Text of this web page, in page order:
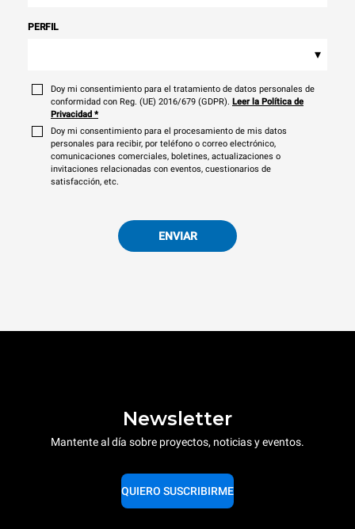
PERFIL
▾
Doy mi consentimiento para el tratamiento de datos personales de
conformidad con Reg. (UE) 2016/679 (GDPR). Leer la Política de
Privacidad *
Doy mi consentimiento para el procesamiento de mis datos
personales para recibir, por teléfono o correo electrónico,
comunicaciones comerciales, boletines, actualizaciones o
invitaciones relacionadas con eventos, cuestionarios de
satisfacción, etc.
ENVIAR
Newsletter
Mantente al día sobre proyectos, noticias y eventos.
QUIERO SUSCRIBIRME